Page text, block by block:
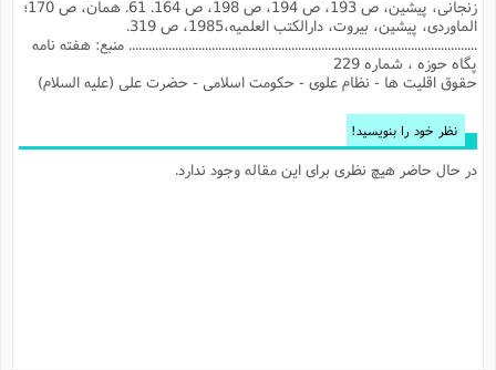
حقوق اقلیت ها - نظام علوی - حکومت اسلامی - حضرت علی (علیه السلام)
نظر خود را بنویسید!
در حال حاضر هیچ نظری برای این مقاله وجود ندارد.